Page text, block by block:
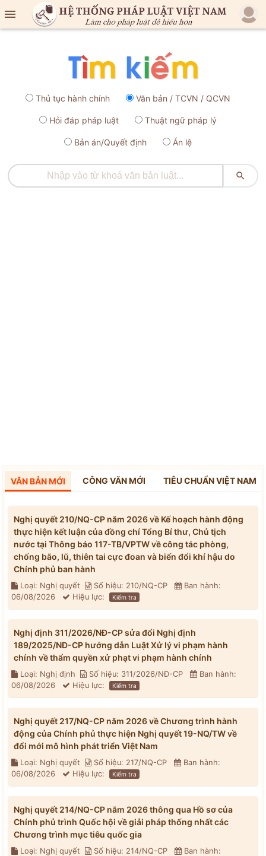

Thủ tục hành chính Văn bản / TCVN / QCVN
Hỏi đáp pháp luật Thuật ngữ pháp lý
Bản án/Quyết định Án lệ

VĂN BẢN MỚI CÔNG VĂN MỚI TIÊU CHUẨN VIỆT NAM
Nghị quyết 210/NQ-CP năm 2026 về Kế hoạch hành động
thực hiện kết luận của đồng chí Tổng Bí thư, Chủ tịch
nước tại Thông báo 117-TB/VPTW về công tác phòng,
chống bão, lũ, thiên tai cực đoan và biến đổi khí hậu do
Chính phủ ban hành
Loại: Nghị quyết Số hiệu: 210/NQ-CP
Ban hành:
06/08/2026
Hiệu lực: Kiểm tra
Nghị định 311/2026/NĐ-CP sửa đổi Nghị định
189/2025/NĐ-CP hướng dẫn Luật Xử lý vi phạm hành
chính về thẩm quyền xử phạt vi phạm hành chính
Loại: Nghị định Số hiệu: 311/2026/NĐ-CP
Ban hành:
06/08/2026
Hiệu lực: Kiểm tra
Nghị quyết 217/NQ-CP năm 2026 về Chương trình hành
động của Chính phủ thực hiện Nghị quyết 19-NQ/TW về
đổi mới mô hình phát triển Việt Nam
Loại: Nghị quyết Số hiệu: 217/NQ-CP
Ban hành:
06/08/2026
Hiệu lực: Kiểm tra
Nghị quyết 214/NQ-CP năm 2026 thông qua Hồ sơ của
Chính phủ trình Quốc hội về giải pháp thống nhất các
Chương trình mục tiêu quốc gia
Loại: Nghị quyết Số hiệu: 214/NQ-CP
Ban hành: